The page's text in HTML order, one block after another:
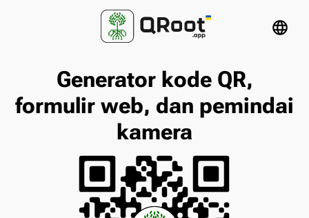
language
Generator kode QR,
formulir web, dan pemindai
kamera